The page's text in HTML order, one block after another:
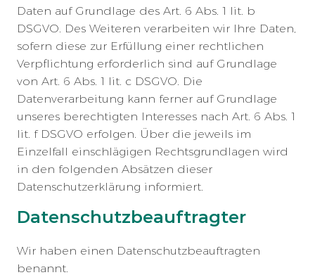
Daten auf Grundlage des Art. 6 Abs. 1 lit. b
DSGVO. Des Weiteren verarbeiten wir Ihre Daten,
sofern diese zur Erfüllung einer rechtlichen
Verpflichtung erforderlich sind auf Grundlage
von Art. 6 Abs. 1 lit. c DSGVO. Die
Datenverarbeitung kann ferner auf Grundlage
unseres berechtigten Interesses nach Art. 6 Abs. 1
lit. f DSGVO erfolgen. Über die jeweils im
Einzelfall einschlägigen Rechtsgrundlagen wird
in den folgenden Absätzen dieser
Datenschutzerklärung informiert.
Datenschutz­beauftragter
Wir haben einen Datenschutzbeauftragten
benannt.